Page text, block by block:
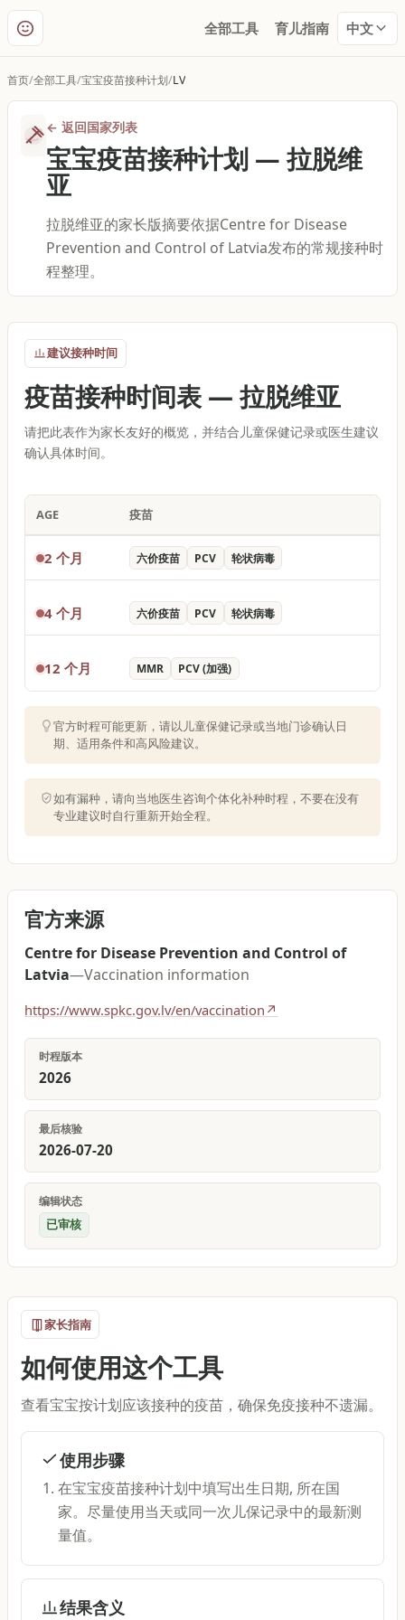
全部工具 育儿指南 中文
首页 全部工具 宝宝疫苗接种计划 LV
←返回国家列表
宝宝疫苗接种计划 —拉脱维
亚
拉脱维亚的家长版摘要依据Centre for Disease
Prevention and Control of Latvia发布的常规接种时
程整理。
建议接种时间
疫苗接种时间表—拉脱维亚
请把此表作为家长友好的概览，并结合儿童保健记录或医生建议
确认具体时间。
AGE 疫苗
2 个月 六价疫苗 PCV 轮状病毒
4 个月 六价疫苗 PCV 轮状病毒
12 个月 MMR PCV (加强)
官方时程可能更新，请以儿童保健记录或当地门诊确认日
期、适用条件和高风险建议。
如有漏种，请向当地医生咨询个体化补种时程，不要在没有
专业建议时自行重新开始全程。
官方来源
Centre for Disease Prevention and Control of
Latvia—Vaccination information
https://www.spkc.gov.lv/en/vaccination ↗
时程版本
2026
最后核验
2026-07-20
编辑状态
已审核
家长指南
如何使用这个工具
查看宝宝按计划应该接种的疫苗，确保免疫接种不遗漏。
使用步骤
在宝宝疫苗接种计划中填写出生日期, 所在国
家。尽量使用当天或同一次儿保记录中的最新测
量值。
结果含义